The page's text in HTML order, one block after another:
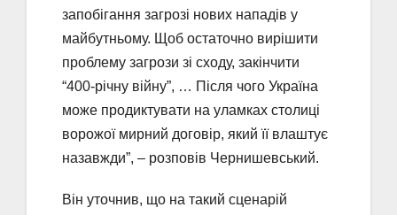
запобігання загрозі нових нападів у
майбутньому. Щоб остаточно вирішити
проблему загрози зі сходу, закінчити
“400-річну війну”, … Після чого Україна
може продиктувати на уламках столиці
ворожої мирний договір, який її влаштує
назавжди”, – розповів Чернишевський.
Він уточнив, що на такий сценарій